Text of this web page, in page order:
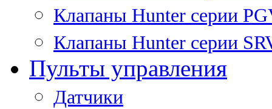
Клапаны Hunter серии
Клапаны Hunter серии
Пульты управления
Датчики